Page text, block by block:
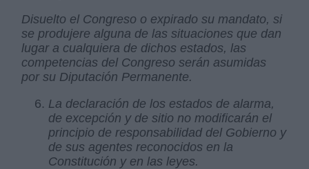
Disuelto el Congreso o expirado su mandato, si
se produjere alguna de las situaciones que dan
lugar a cualquiera de dichos estados, las
competencias del Congreso serán asumidas
por su Diputación Permanente.
La declaración de los estados de alarma,
de excepción y de sitio no modificarán el
principio de responsabilidad del Gobierno y
de sus agentes reconocidos en la
Constitución y en las leyes.